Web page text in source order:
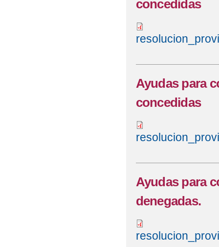
concedidas
Ayudas para
concedidas
Ayudas para
denegadas.